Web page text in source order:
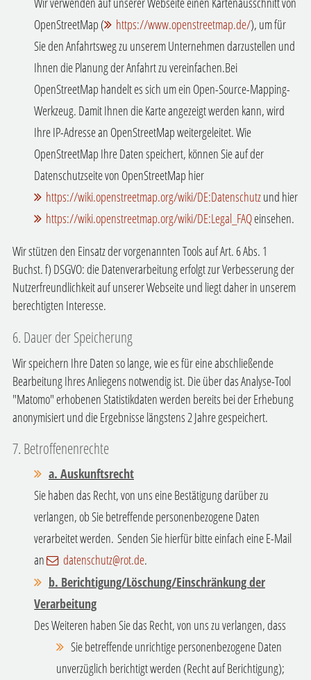
OpenStreetMap (
https://www.openstreetmap.de/), um für
Sie den Anfahrtsweg zu unserem Unternehmen darzustellen und
Ihnen die Planung der Anfahrt zu vereinfachen.Bei
OpenStreetMap handelt es sich um ein Open-Source-Mapping-
Werkzeug. Damit Ihnen die Karte angezeigt werden kann, wird
Ihre IP-Adresse an OpenStreetMap weitergeleitet. Wie
OpenStreetMap Ihre Daten speichert, können Sie auf der
Datenschutzseite von OpenStreetMap hier
https://wiki.openstreetmap.org/wiki/DE:Datenschutzund hier
https://wiki.openstreetmap.org/wiki/DE:Legal_FAQeinsehen.
Wir stützen den Einsatz der vorgenannten Tools auf Art. 6 Abs. 1
Buchst. f) DSGVO: die Datenverarbeitung erfolgt zur Verbesserung der
Nutzerfreundlichkeit auf unserer Webseite und liegt daher in unserem
berechtigten Interesse.
6. Dauer der Speicherung
Wir speichern Ihre Daten so lange, wie es für eine abschließende
Bearbeitung Ihres Anliegens notwendig ist. Die über das Analyse-Tool
"Matomo" erhobenen Statistikdaten werden bereits bei der Erhebung
anonymisiert und die Ergebnisse längstens 2 Jahre gespeichert.
7. Betroffenenrechte
a. Auskunftsrecht
Sie haben das Recht, von uns eine Bestätigung darüber zu
verlangen, ob Sie betreffende personenbezogene Daten
verarbeitet werden. Senden Sie hierfür bitte einfach eine E-Mail
an
datenschutz@rot.de.
b. Berichtigung/Löschung/Einschränkung der
Verarbeitung
Des Weiteren haben Sie das Recht, von uns zu verlangen, dass
Sie betreffende unrichtige personenbezogene Daten
unverzüglich berichtigt werden (Recht auf Berichtigung);